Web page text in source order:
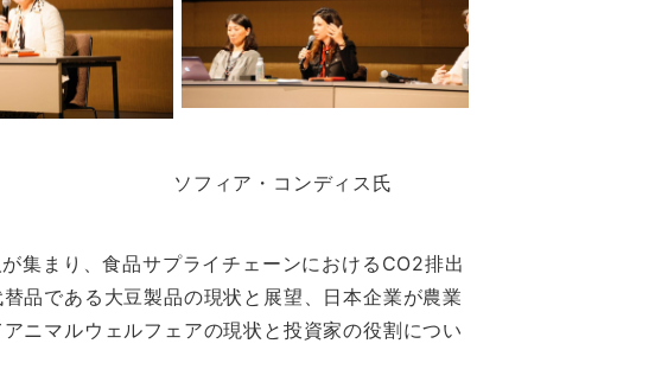
ソフィア・コンディス氏
集まり、食品サプライチェーンにおけるCO2排出
品である大豆製品の現状と展望、日本企業が農業
ニマルウェルフェアの現状と投資家の役割につい